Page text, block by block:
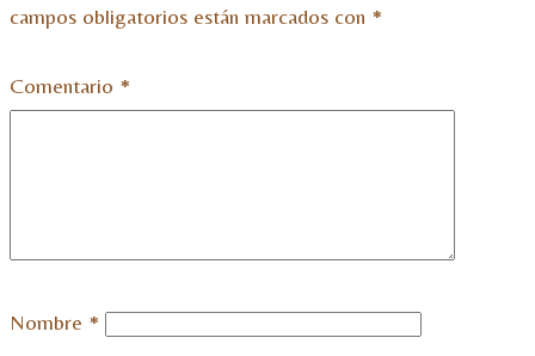
campos obligatorios están marcados con *
Comentario *
Nombre *